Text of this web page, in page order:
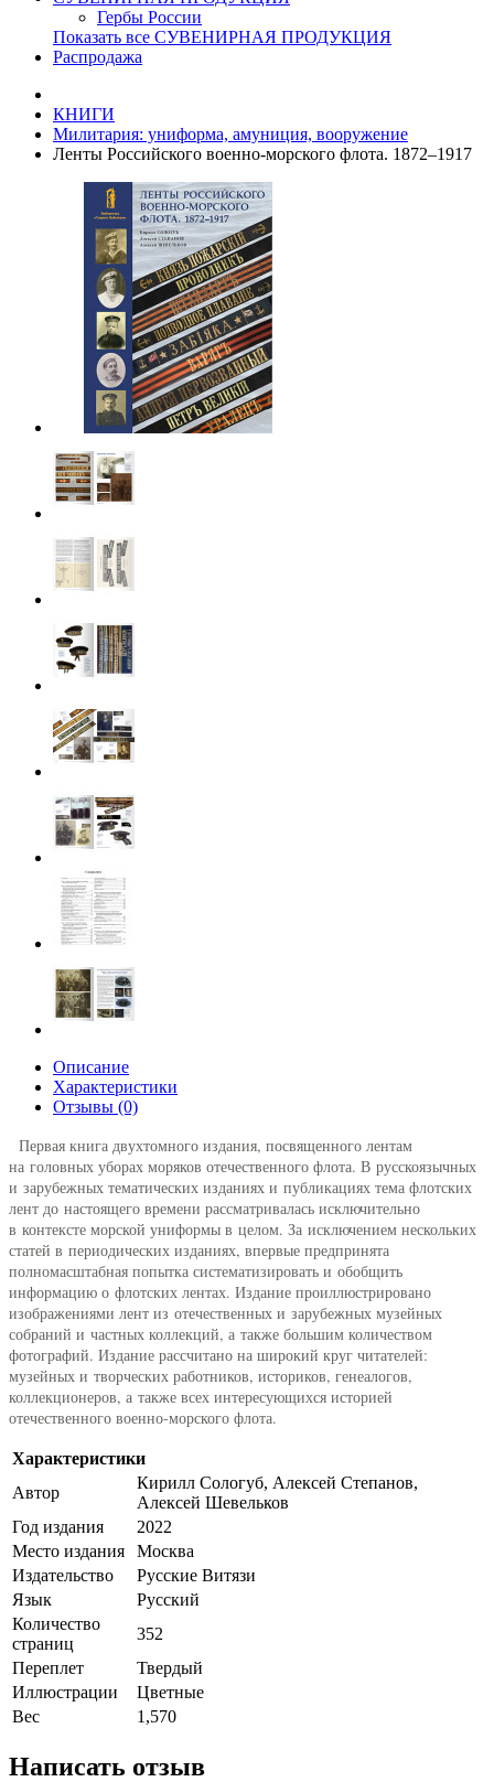
Гербы России
Показать все СУВЕНИРНАЯ ПРОДУКЦИЯ
Распродажа
КНИГИ
Милитария: униформа, амуниция, вооружение
Ленты Российского военно-морского флота. 1872–1917
Описание
Характеристики
Отзывы (0)
Первая книга двухтомного издания, посвященного лентам
на головных уборах моряков отечественного флота. В русскоязычных
и зарубежных тематических изданиях и публикациях тема флотских
лент до настоящего времени рассматривалась исключительно
в контексте морской униформы в целом. За исключением нескольких
статей в периодических изданиях, впервые предпринята
полномасштабная попытка систематизировать и обобщить
информацию о флотских лентах. Издание проиллюстрировано
изображениями лент из отечественных и зарубежных музейных
собраний и частных коллекций, а также большим количеством
фотографий. Издание рассчитано на широкий круг читателей:
музейных и творческих работников, историков, генеалогов,
коллекционеров, а также всех интересующихся историей
отечественного военно-морского флота.
Характеристики
Автор
Кирилл Сологуб, Алексей Степанов,
Алексей Шевельков
Год издания
2022
Место издания
Москва
Издательство
Русские Витязи
Язык
Русский
Количество
страниц
352
Переплет
Твердый
Иллюстрации
Цветные
Вес
1,570
Написать отзыв